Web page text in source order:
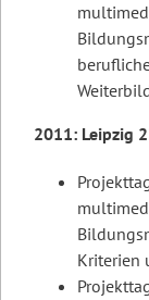
2011: Leipzig
Kriterien